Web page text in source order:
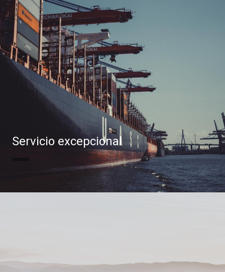
Servicio excepcional